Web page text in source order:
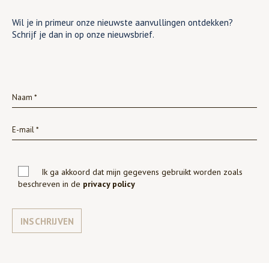
Wil je in primeur onze nieuwste aanvullingen ontdekken?
Schrijf je dan in op onze nieuwsbrief.
Ik ga akkoord dat mijn gegevens gebruikt worden zoals
beschreven in de privacy policy
INSCHRIJVEN